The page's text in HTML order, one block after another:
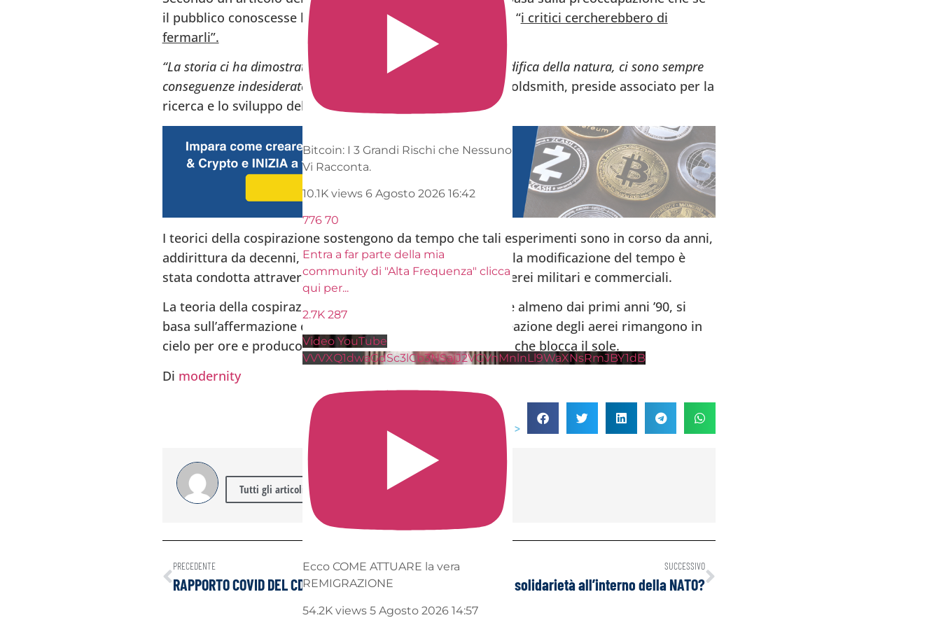
il pubblico conoscesse la portata di ciò che sta accadendo, “i critici cercherebbero di
fermarli”.
“La storia ci ha dimostrato che quando ci inseriamo nella modifica della natura, ci sono sempre
conseguenze indesiderate molto gravi”,
ha dichiarato Greg Goldsmith, preside associato per la
ricerca e lo sviluppo della Chapman University.
I teorici della cospirazione sostengono da tempo che tali esperimenti sono in corso da anni,
addirittura da decenni, e alcuni affermano addirittura che la modificazione del tempo è
stata condotta attraverso le “scie chimiche” rilasciate da aerei militari e commerciali.
La teoria della cospirazione delle chemtrail, in circolazione almeno dai primi anni ’90, si
basa sull’affermazione che le scie rilasciate dai motori a reazione degli aerei rimangono in
cielo per ore e producono una copertura nuvolosa di fatto che blocca il sole.
Di modernity
Condividi su >
Tutti gli articoli dell'autore
PRECEDENTE SUCCESSIVO
Mancanza di solidarietà all’interno della NATO?
Bitcoin: I 3 Grandi Rischi che Nessuno
Vi Racconta.
10.1K views 6 Agosto 2026 16:42
776 70
Entra a far parte della mia
community di "Alta Frequenza" clicca
qui per...
2.7K 287
Video YouTube
VVVXQ1dwaGdSc3lCb3NSajJ2VGVnMnlnLl9WaXNsRmJBY1dB
Ecco COME ATTUARE la vera
REMIGRAZIONE
54.2K views 5 Agosto 2026 14:57